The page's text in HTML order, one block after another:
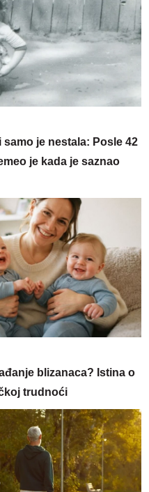
samo je nestala: Posle 42
je kada je saznao
blizanaca? Istina o
trudnoći